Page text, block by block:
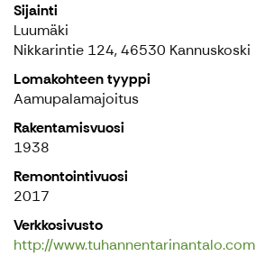
Sijainti
Luumäki
Nikkarintie 124, 46530 Kannuskoski
Lomakohteen tyyppi
Aamupalamajoitus
Rakentamisvuosi
1938
Remontointivuosi
2017
Verkkosivusto
http://www.tuhannentarinantalo.com